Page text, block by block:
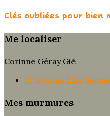
Clés oubliées pour bien
Me localiser
Corinne Géray Gié
71 Avenue Elie
Mes murmures